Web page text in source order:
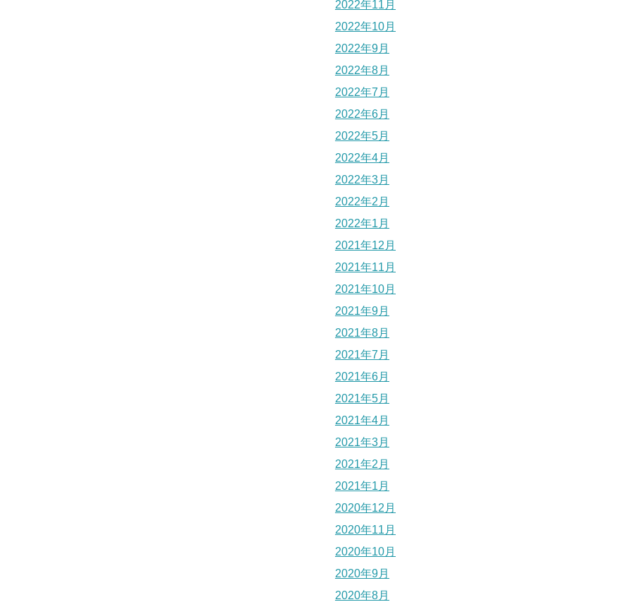
2022年11月
2022年10月
2022年9月
2022年8月
2022年7月
2022年6月
2022年5月
2022年4月
2022年3月
2022年2月
2022年1月
2021年12月
2021年11月
2021年10月
2021年9月
2021年8月
2021年7月
2021年6月
2021年5月
2021年4月
2021年3月
2021年2月
2021年1月
2020年12月
2020年11月
2020年10月
2020年9月
2020年8月